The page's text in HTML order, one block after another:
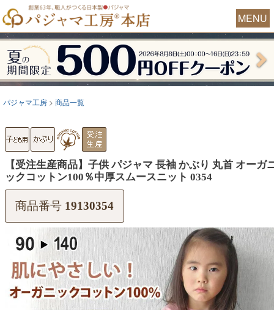
MENU
パジャマ工房 商品一覧
【受注生産商品】子供 パジャマ 長袖 かぶり 丸首 オーガ
ックコットン100％中厚スムースニット 0354
商品番号 19130354